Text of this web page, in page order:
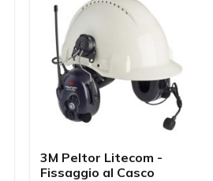
3M Peltor Litecom -
Fissaggio al Casco